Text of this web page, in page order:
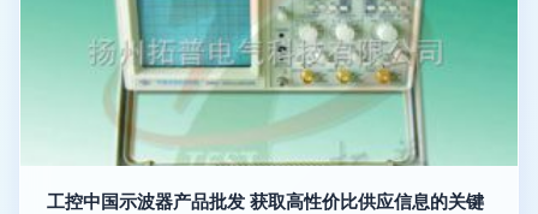
工控中国示波器产品批发 获取高性价比供应信息的关键